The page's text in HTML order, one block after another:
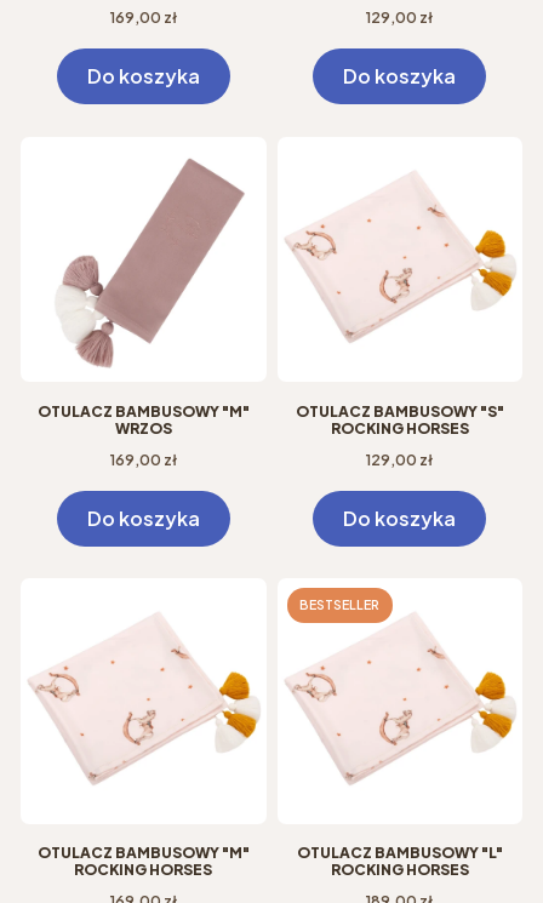
Cena
169,00 zł
Do koszyka
Cena
129,00 zł
Do koszyka
OTULACZ BAMBUSOWY "M"
WRZOS
Cena
169,00 zł
Do koszyka
OTULACZ BAMBUSOWY "S"
ROCKING HORSES
Cena
129,00 zł
Do koszyka
OTULACZ BAMBUSOWY "M"
ROCKING HORSES
Cena
BESTSELLER
OTULACZ BAMBUSOWY "L"
ROCKING HORSES
Cena